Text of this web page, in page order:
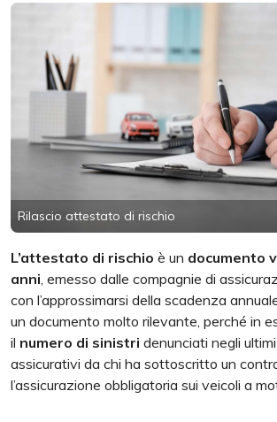
Rilascio attestato di rischio
L’attestato di rischio è un documento
anni, emesso dalle compagnie di
con l’approssimarsi della scadenza
un documento molto rilevante, perché in
il numero di sinistri denunciati negli
assicurativi da chi ha sottoscritto un
l’assicurazione obbligatoria sui veicoli a